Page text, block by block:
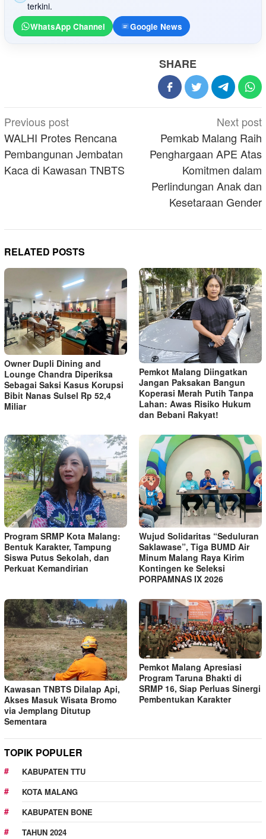
terkini.
WhatsApp Channel Google News
SHARE
Post
navigation
Previous post
WALHI Protes Rencana
Pembangunan Jembatan
Kaca di Kawasan TNBTS
Next post
Pemkab Malang Raih
Penghargaan APE Atas
Komitmen dalam
Perlindungan Anak dan
Kesetaraan Gender
RELATED POSTS
Owner Dupli Dining and
Lounge Chandra Diperiksa
Sebagai Saksi Kasus Korupsi
Bibit Nanas Sulsel Rp 52,4
Miliar
Pemkot Malang Diingatkan
Jangan Paksakan Bangun
Koperasi Merah Putih Tanpa
Lahan: Awas Risiko Hukum
dan Bebani Rakyat!
Program SRMP Kota Malang:
Bentuk Karakter, Tampung
Siswa Putus Sekolah, dan
Perkuat Kemandirian
Wujud Solidaritas “Seduluran
Saklawase”, Tiga BUMD Air
Minum Malang Raya Kirim
Kontingen ke Seleksi
PORPAMNAS IX 2026
Kawasan TNBTS Dilalap Api,
Akses Masuk Wisata Bromo
via Jemplang Ditutup
Sementara
Pemkot Malang Apresiasi
Program Taruna Bhakti di
SRMP 16, Siap Perluas Sinergi
Pembentukan Karakter
TOPIK POPULER
KABUPATEN TTU
KOTA MALANG
KABUPATEN BONE
TAHUN 2024